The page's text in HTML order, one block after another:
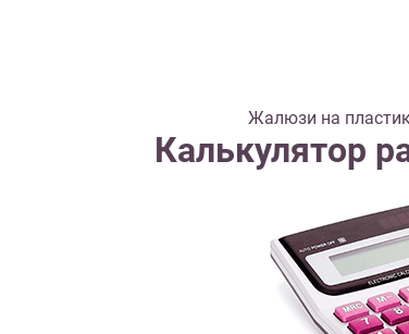
Жалюзи на
Калькулятор